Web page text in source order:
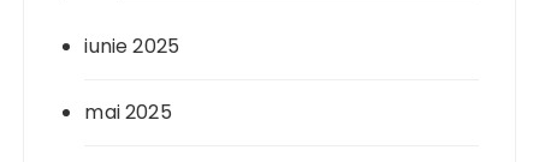
iunie 2025
mai 2025